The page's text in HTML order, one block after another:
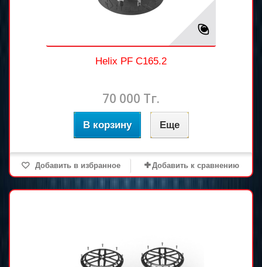
Helix PF C165.2
70 000 Тг.
В корзину Еще
Добавить в избранное Добавить к сравнению